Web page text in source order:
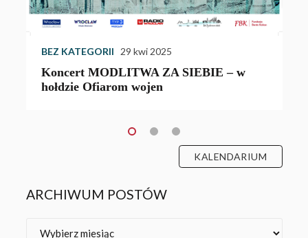
BEZ KATEGORII 29 kwi 2025
Koncert MODLITWA ZA SIEBIE – w
hołdzie Ofiarom wojen
KALENDARIUM
ARCHIWUM POSTÓW